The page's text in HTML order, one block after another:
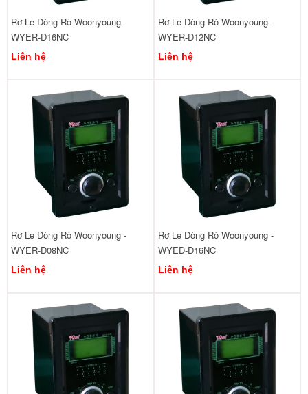
Rơ Le Dòng Rò Woonyoung -
WYER-D16NC
Liên hệ
Rơ Le Dòng Rò Woonyoung -
WYER-D12NC
Liên hệ
Rơ Le Dòng Rò Woonyoung -
WYER-D08NC
Liên hệ
Rơ Le Dòng Rò Woonyoung -
WYED-D16NC
Liên hệ